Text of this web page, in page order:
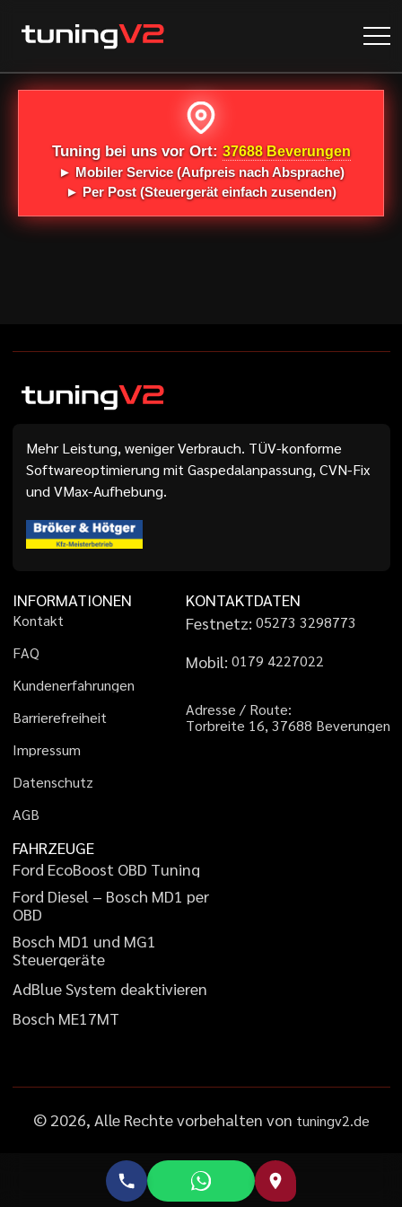
Tuning bei uns vor Ort: 37688 Beverungen
► Mobiler Service(Aufpreis nach Absprache)
►Per Post(Steuergerät einfach zusenden)
Mehr Leistung, weniger Verbrauch. TÜV-konforme
Softwareoptimierung mit Gaspedalanpassung, CVN-Fix
und VMax-Aufhebung.
INFORMATIONEN
Kontakt
FAQ
Kundenerfahrungen
Barrierefreiheit
Impressum
Datenschutz
AGB
KONTAKTDATEN
Festnetz: 05273 3298773
Mobil: 01 79 4227022
Adresse / Route:
Torbreite 16, 37688 Beverungen
FAHRZEUGE
Ford EcoBoost OBD Tuning
Ford Diesel – Bosch MD1 per
OBD
Bosch MD1 und MG1
Steuergeräte
AdBlueSystem deaktivieren
Bosch ME17MT
© 2026, Alle Rechte vorbehalten von tuningv2.de